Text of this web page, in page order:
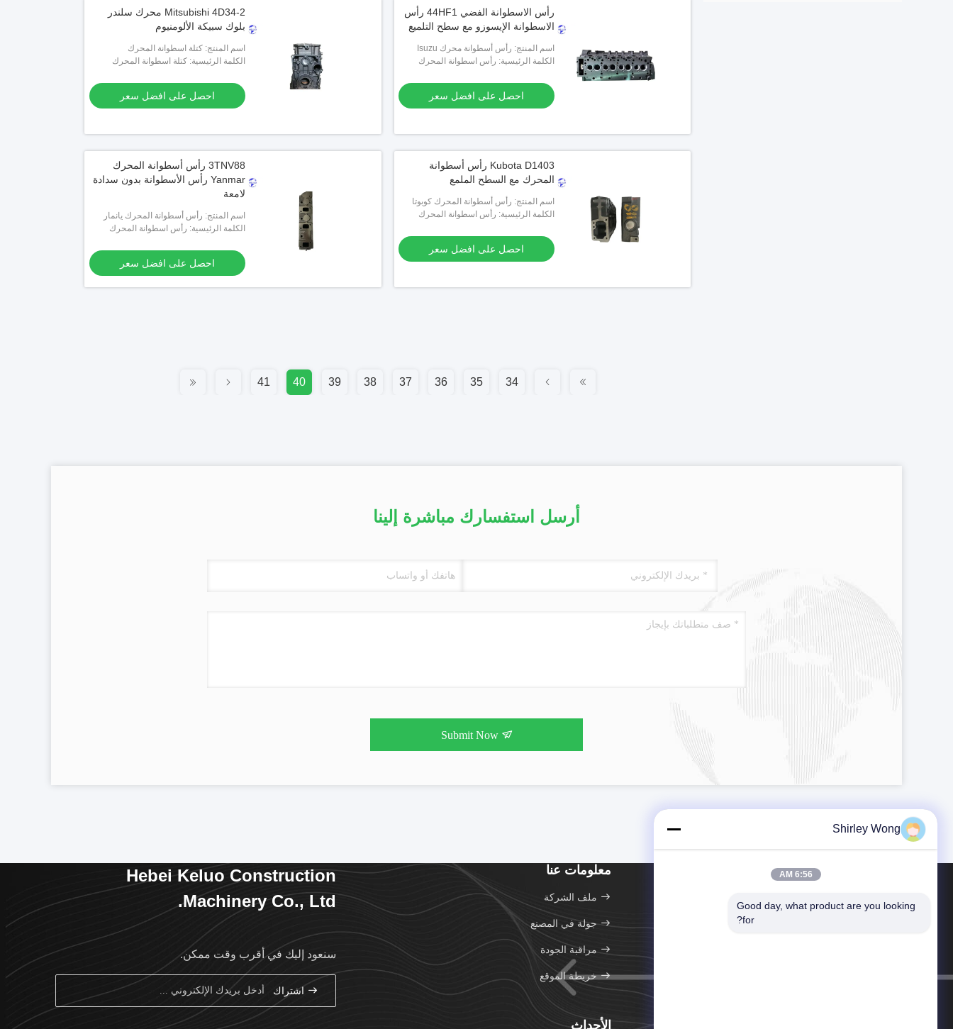
رأس الاسطوانة الفضي 44HF1 رأس
الاسطوانة الإيسوزو مع سطح التلميع
اسم المنتج: رأس أسطوانة محرك Isuzu
4HF1
الكلمة الرئيسية: رأس اسطوانة المحرك
احصل على افضل سعر
Mitsubishi 4D34-2 محرك سلندر
بلوك سبيكة الألومنيوم
اسم المنتج: كتلة اسطوانة المحرك
ميتسوبيشي 4D34-2
الكلمة الرئيسية: كتلة اسطوانة المحرك
احصل على افضل سعر
Kubota D1403 رأس أسطوانة
المحرك مع السطح الملمع
اسم المنتج: رأس أسطوانة المحرك كوبوتا
D1403
الكلمة الرئيسية: رأس اسطوانة المحرك
احصل على افضل سعر
3TNV88 رأس أسطوانة المحرك
Yanmar رأس الأسطوانة بدون سدادة
لامعة
اسم المنتج: رأس أسطوانة المحرك يانمار
3TNV88
الكلمة الرئيسية: رأس اسطوانة المحرك
احصل على افضل سعر
34
35
36
37
38
39
40
41
أرسل استفسارك مباشرة إلينا
Submit Now
هاتف：86--13930113681
معلومات عنا
ملف الشركة
جولة في المصنع
مراقبة الجودة
خريطة الموقع
الأحداث
Hebei Keluo Construction
Machinery Co., Ltd.
سنعود إليك في أقرب وقت ممكن.
اشتراك
Shirley Wong
6:56 AM
Good day, what product are you looking
for?